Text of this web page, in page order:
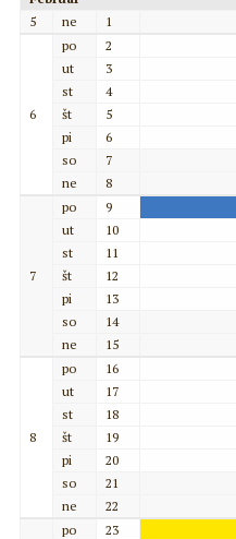
5
ne 1
6
po
2
ut
3
st
4
št
5
pi
6
so
7
ne
8
7
po
9
ut
10
st
11
št
12
pi
13
so
14
ne
15
8
po
16
ut
17
st
18
št
19
pi
20
so
21
ne
22
po
23